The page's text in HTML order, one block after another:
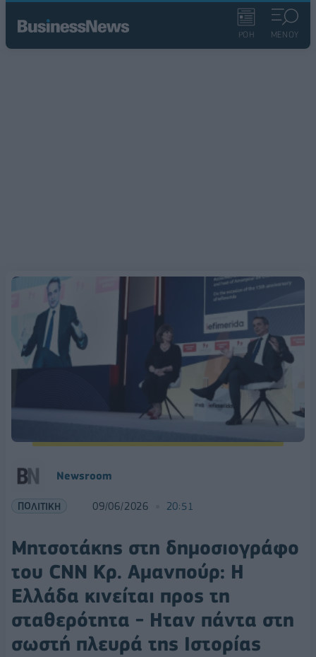
ΡΟΗ ΜΕΝΟΥ
Νewsroom
ΠΟΛΙΤΙΚΗ 09/06/2026 20:51
Μητσοτάκης στη δημοσιογράφο
του CNN Κρ. Αμανπούρ: Η
Ελλάδα κινείται προς τη
σταθερότητα - Ηταν πάντα στη
σωστή πλευρά της Ιστορίας